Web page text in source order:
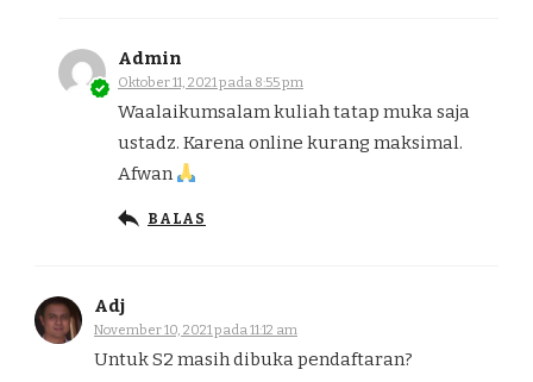
Admin
Oktober 11, 2021 pada 8:55 pm
Waalaikumsalam kuliah tatap muka saja
ustadz. Karena online kurang maksimal.
Afwan
BALAS
Adj
November 10, 2021 pada 11:12 am
Untuk S2 masih dibuka pendaftaran?